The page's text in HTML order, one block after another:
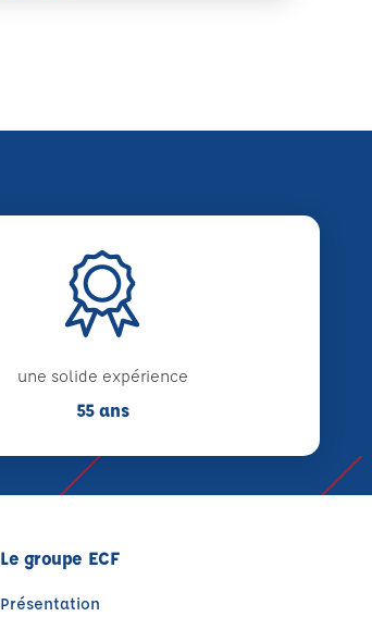
une solide expérience
55 ans
Le groupe ECF
Présentation